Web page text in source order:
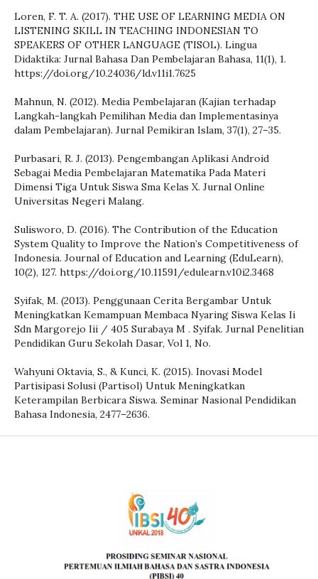
Loren, F. T. A. (2017). THE USE OF LEARNING MEDIA ON
LISTENING SKILL IN TEACHING INDONESIAN TO
SPEAKERS OF OTHER LANGUAGE (TISOL). Lingua
Didaktika: Jurnal Bahasa Dan Pembelajaran Bahasa, 11(1), 1.
https://doi.org/10.24036/ld.v11i1.7625
Mahnun, N. (2012). Media Pembelajaran (Kajian terhadap
Langkah-langkah Pemilihan Media dan Implementasinya
dalam Pembelajaran). Jurnal Pemikiran Islam, 37(1), 27–35.
Purbasari, R. J. (2013). Pengembangan Aplikasi Android
Sebagai Media Pembelajaran Matematika Pada Materi
Dimensi Tiga Untuk Siswa Sma Kelas X. Jurnal Online
Universitas Negeri Malang.
Sulisworo, D. (2016). The Contribution of the Education
System Quality to Improve the Nation’s Competitiveness of
Indonesia. Journal of Education and Learning (EduLearn),
10(2), 127. https://doi.org/10.11591/edulearn.v10i2.3468
Syifak, M. (2013). Penggunaan Cerita Bergambar Untuk
Meningkatkan Kemampuan Membaca Nyaring Siswa Kelas Ii
Sdn Margorejo Iii / 405 Surabaya M . Syifak. Jurnal Penelitian
Pendidikan Guru Sekolah Dasar, Vol 1, No.
Wahyuni Oktavia, S., & Kunci, K. (2015). Inovasi Model
Partisipasi Solusi (Partisol) Untuk Meningkatkan
Keterampilan Berbicara Siswa. Seminar Nasional Pendidikan
Bahasa Indonesia, 2477–2636.